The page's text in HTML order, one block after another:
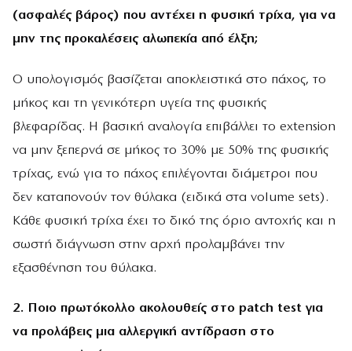
(ασφαλές βάρος) που αντέχει η φυσική τρίχα, για να
μην της προκαλέσεις αλωπεκία από έλξη;
Ο υπολογισμός βασίζεται αποκλειστικά στο πάχος, το
μήκος και τη γενικότερη υγεία της φυσικής
βλεφαρίδας. Η βασική αναλογία επιβάλλει το extension
να μην ξεπερνά σε μήκος το 30% με 50% της φυσικής
τρίχας, ενώ για το πάχος επιλέγονται διάμετροι που
δεν καταπονούν τον θύλακα (ειδικά στα volume sets).
Κάθε φυσική τρίχα έχει το δικό της όριο αντοχής και η
σωστή διάγνωση στην αρχή προλαμβάνει την
εξασθένηση του θύλακα.
2. Ποιο πρωτόκολλο ακολουθείς στο patch test για
να προλάβεις μια αλλεργική αντίδραση στο